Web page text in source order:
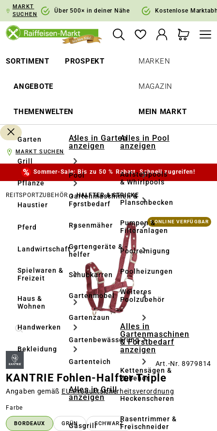
Zur Hauptnavigation springen
MARKT
SUCHEN
Über 500× in deiner Nähe Kostenlose
SORTIMENT PROSPEKT
ANGEBOTE
THEMENWELTEN
MARKEN
MAGAZIN
MEIN MARKT
Garten
Grill
Pflanze
Haustier
Pferd
Landwirtschaft
Spielwaren &
Freizeit
Haus &
Wohnen
Handwerken
Bekleidung
Alles in Garten
anzeigen
Pool
Gartenmaschinen &
Forstbedarf
Rasenmäher
Gartengeräte & -
helfer
Schubkarren
Gartenmöbel
Gartenzaun
Gartenbewässerung
Gartenteich
Alles in Grill
anzeigen
Gasgrill
Alles in Pool
anzeigen
Aufstellpools
& Whirlpools
Planschbecken
Pumpen &
Filteranlagen
Poolreinigung
Poolheizungen
Weiteres
Poolzubehör
Alles in
Gartenmaschinen
& Forstbedarf
anzeigen
Kettensägen &
Zubehör
Heckenscheren
Rasentrimmer &
Freischneider
MARKT SUCHEN
Sommer-Sale: Bis zu 50 % Rabatt. Schnell zugreifen!
REITSPORTZUBEHÖR HALFTER & STRICKE
Bildergalerie überspringen 1 ONLINE VERFÜGBAR
Art.-Nr. 8979814
KANTRIE Fohlen-Halfter Triple
Angaben gemäß EU‑Produktsicherheitsverordnung
Farbe
BORDEAUX GRÜN SCHWARZ